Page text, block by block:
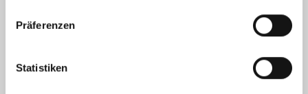
Präferenzen
Statistiken
vorbereitung-checkliste-fuer-den-aufenthalt/
Für werdende Mütter